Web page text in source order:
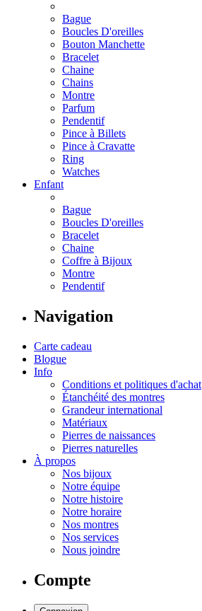
Bague
Boucles D'oreilles
Bouton Manchette
Bracelet
Chaine
Chains
Montre
Parfum
Pendentif
Pince à Billets
Pince à Cravatte
Ring
Watches
Enfant
Bague
Boucles D'oreilles
Bracelet
Chaine
Coffre à Bijoux
Montre
Pendentif
Navigation
Carte cadeau
Blogue
Info
Conditions et politiques d'achat
Étanchéité des montres
Grandeur international
Matériaux
Pierres de naissances
Pierres naturelles
À propos
Nos bijoux
Notre équipe
Notre histoire
Notre horaire
Nos montres
Nos services
Nous joindre
Compte